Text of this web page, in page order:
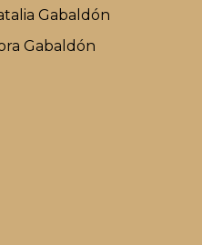
Gabaldón
Gabaldón